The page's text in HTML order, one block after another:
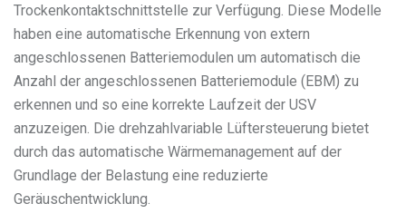
Trockenkontaktschnittstelle zur Verfügung. Diese Modelle
haben eine automatische Erkennung von extern
angeschlossenen Batteriemodulen um automatisch die
Anzahl der angeschlossenen Batteriemodule (EBM) zu
erkennen und so eine korrekte Laufzeit der USV
anzuzeigen. Die drehzahlvariable Lüftersteuerung bietet
durch das automatische Wärmemanagement auf der
Grundlage der Belastung eine reduzierte
Geräuschentwicklung.